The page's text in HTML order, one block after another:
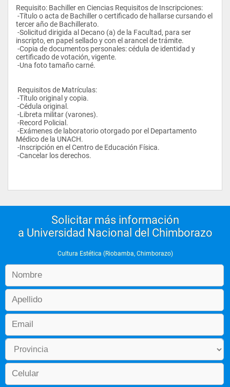
Requisito: Bachiller en Ciencias Requisitos de Inscripciones:
tercer año de Bachillerato.
inscripto, en papel sellado y con el arancel de trámite.
certificado de votación, vigente.
-Una foto tamaño carné.
Requisitos de Matrículas:
-Título original y copia.
-Cédula original.
-Libreta militar (varones).
-Record Policial.
Médico de la UNACH.
-Inscripción en el Centro de Educación Física.
-Cancelar los derechos.
Solicitar más información
a Universidad Nacional del Chimborazo
Cultura Estética (Riobamba, Chimborazo)